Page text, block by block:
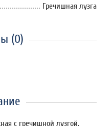
Гречишная лузга
(0)
с гречишной лузгой.